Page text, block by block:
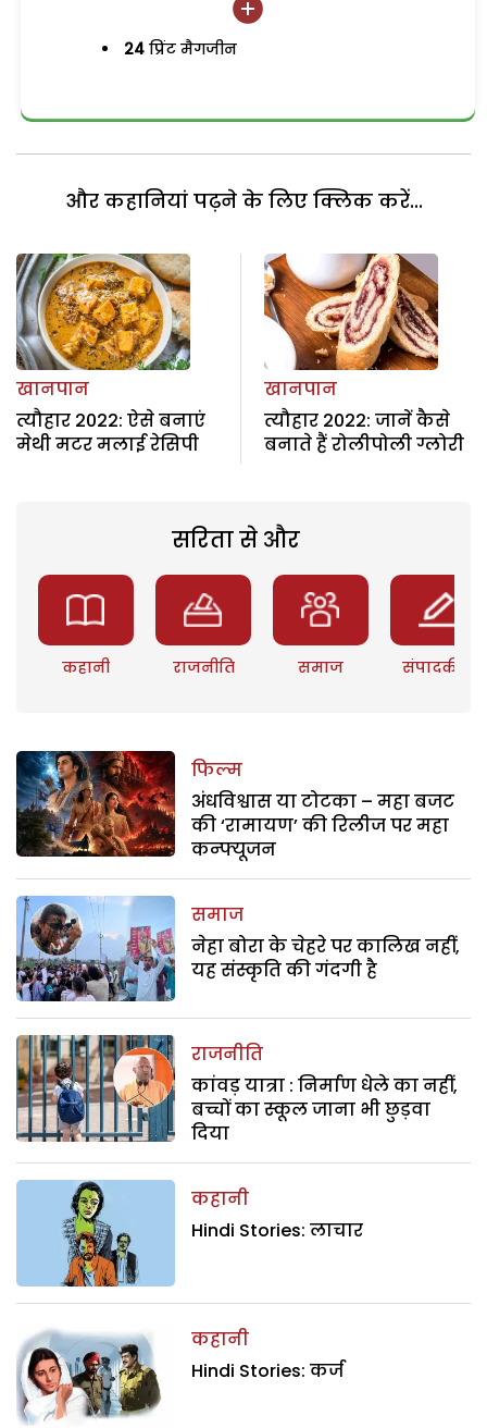
24 प्रिंट मैगजीन
और कहानियां पढ़ने के लिए क्लिक करें...
खानपान
त्यौहार 2022: ऐसे बनाएं
मेथी मटर मलाई रेसिपी
खानपान
त्यौहार 2022: जानें कैसे
बनाते हैं रोलीपोली ग्लोरी
सरिता से और
कहानी राजनीति समाज संपादकीय
फिल्म
अंधविश्वास या टोटका – महा बजट
की ‘रामायण’ की रिलीज पर महा
कन्फ्यूजन
समाज
नेहा बोरा के चेहरे पर कालिख नहीं,
यह संस्कृति की गंदगी है
राजनीति
कांवड़ यात्रा : निर्माण धेले का नहीं,
बच्चों का स्कूल जाना भी छुड़वा
दिया
कहानी
Hindi Stories: लाचार
कहानी
Hindi Stories: कर्ज